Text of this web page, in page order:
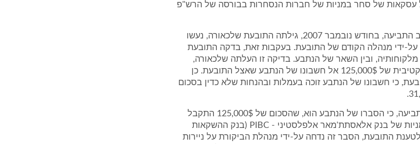
עסקאות של סחר במניות של חברות הנסחרות בבורסה של הרש"פ
על-פי הנטען בכתב התביעה, בחודש נובמבר 2007, גילתה התובעת שלכאורה, נעשו
ידי מנהלה הקודם של התובעת. בעקבות זאת, בדקה התובעת
ובין השאר של הנתבע. בדיקה זו העלתה שלכאורה,
נעשתה העברה פיקטיבית של 125,000$ אל חשבונו של הנתבע שאצל התובעת. כן
כי חשבונו של הנתבע זוכה בעמלות ובהנחות שלא כדין בסכום
עוד נטען בכתב התביעה, כי הסברו של הנתבע הוא, שהסכום של 125,000$ התקבל
ממכירת 50,000 מניות של בנק אלאסתת'מאר אלפלסטיני - PIBC (בנק ההשקאות
התובעת, הסבר זה נדחה על-ידי מנהלת הביקורת על ניירות